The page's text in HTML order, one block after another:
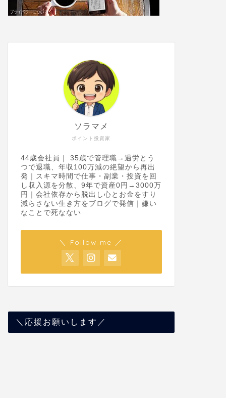
ポイント投資家
ソラマメ
44歳会社員｜ 35歳で管理職→過労とう
つで退職、年収100万減の絶望から再出
発｜スキマ時間で仕事・副業・投資を回
し収入源を分散、9年で資産0円→3000万
円｜会社依存から脱出し心とお金をすり
減らさない生き方をブログで発信｜嫌い
なことで死なない
＼ Follow me ／
＼応援お願いします／